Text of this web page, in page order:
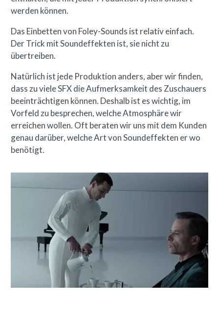
werden können.
Das Einbetten von Foley-Sounds ist relativ einfach.
Der Trick mit Soundeffekten ist, sie nicht zu
übertreiben.
Natürlich ist jede Produktion anders, aber wir finden,
dass zu viele SFX die Aufmerksamkeit des Zuschauers
beeinträchtigen können. Deshalb ist es wichtig, im
Vorfeld zu besprechen, welche Atmosphäre wir
erreichen wollen. Oft beraten wir uns mit dem Kunden
genau darüber, welche Art von Soundeffekten er wo
benötigt.